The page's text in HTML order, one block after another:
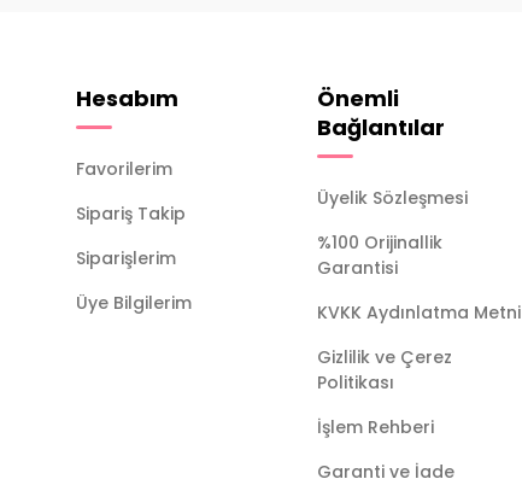
Hesabım
Favorilerim
Sipariş Takip
Siparişlerim
Üye Bilgilerim
Önemli
Bağlantılar
Üyelik Sözleşmesi
%100 Orijinallik
Garantisi
KVKK Aydınlatma Metni
Gizlilik ve Çerez
Politikası
İşlem Rehberi
Garanti ve İade